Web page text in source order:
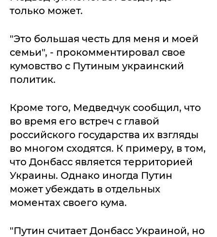
только может.
"Это большая честь для меня и моей
семьи", - прокомментировал свое
кумовство с Путиным украинский
политик.
Кроме того, Медведчук сообщил, что
во время его встреч с главой
российского государства их взгляды
во многом сходятся. К примеру, в том,
что Донбасс является территорией
Украины. Однако иногда Путин
может убеждать в отдельных
моментах своего кума.
"Путин считает Донбасс Украиной, но